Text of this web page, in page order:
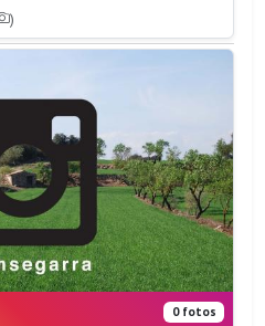
)
0 fotos